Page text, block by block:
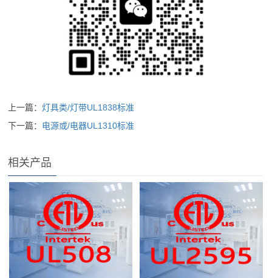
上一篇：灯具类/灯带UL1838标准
下一篇： 电源或/电器UL1310标准
相关产品